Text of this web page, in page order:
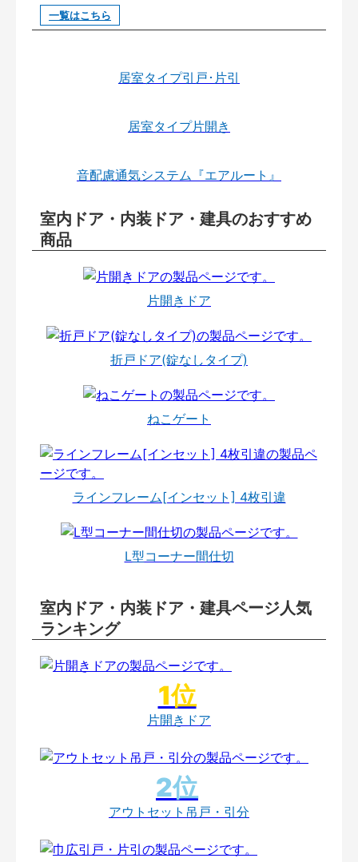
一覧はこちら
居室タイプ引戸･片引
居室タイプ片開き
音配慮通気システム『エアルート』
室内ドア・内装ドア・建具のおすすめ
商品
片開きドア
折戸ドア(錠なしタイプ)
ねこゲート
ラインフレーム[インセット] 4枚引違
L型コーナー間仕切
室内ドア・内装ドア・建具ページ人気
ランキング
片開きドア
アウトセット吊戸・引分